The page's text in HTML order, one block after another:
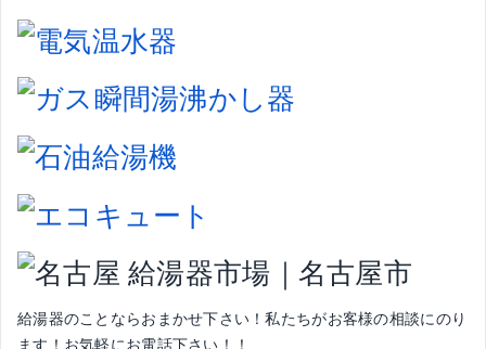
給湯器のことならおまかせ下さい！私たちがお客様の相談にのり
ます！お気軽にお電話下さい！！